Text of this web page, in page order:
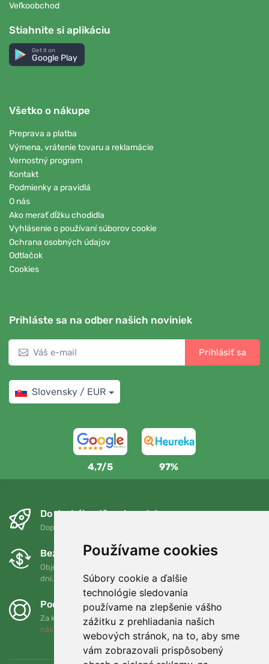
Používame cookies
Súbory cookie a ďalšie
technológie sledovania
používame na zlepšenie vášho
zážitku z prehliadania našich
webových stránok, na to, aby sme
vám zobrazovali prispôsobený
Veľkoobchod
Stiahnite si aplikáciu
Get it on
Google Play
Všetko o nákupe
Preprava a platba
Výmena, vrátenie tovaru a reklamácie
Vernostný program
Kontakt
Podmienky a pravidlá
O nás
Ako merať dĺžku chodidla
Vyhlásenie o používaní súborov cookie
Ochrana osobných údajov
Odtlačok
Cookies
Prihláste sa na odber našich noviniek
Prihlásiť sa
Slovensky / EUR
4,7/5 97%
Do druhého dňa a bezplatne
Doprava zadarmo pri objednávkach nad 75 EUR
Bezplatná výmena a vrátenie tovaru
Objednávku môžete kedykoľvek vrátiť alebo vymeniť do 90
dní.
Podporujeme Trees.org
Za každú objednávku zasadíme strom! Prečítajte si viac
nás